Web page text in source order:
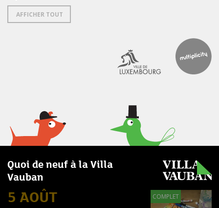
AFFICHER TOUT
Quoi de neuf à la Villa
Vauban
5 AOÛT COMPLET